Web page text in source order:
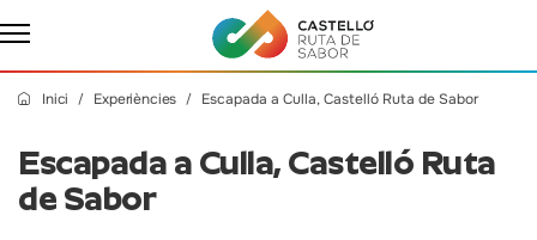
Inici Experiències Escapada a Culla, Castelló Ruta de Sabor
Escapada a Culla, Castelló Ruta
de Sabor